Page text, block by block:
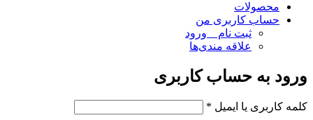
محصولات
حساب کاربری من
ثبت نام _ ورود
علاقه مندی‌ها
ورود به حساب کاربری
کلمه کاربری یا ایمیل *